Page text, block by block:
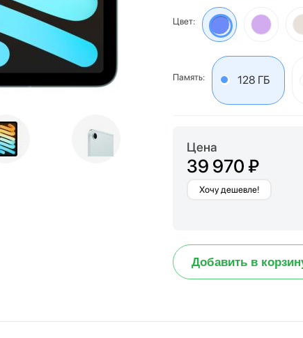
Цвет:
Память: 128 ГБ
Цена
39 970 ₽
Хочу дешевле!
Добавить в